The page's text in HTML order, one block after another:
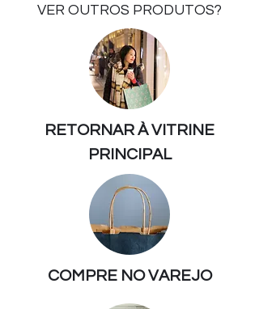
VER OUTROS PRODUTOS?
RETORNAR À VITRINE
PRINCIPAL
COMPRE NO VAREJO